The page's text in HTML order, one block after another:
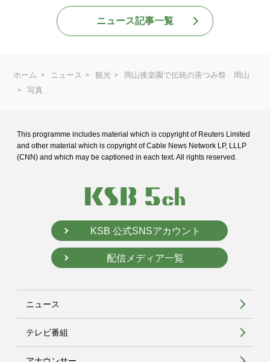
ニュース記事一覧
ホーム ニュース 観光
岡山後楽園で伝統の茶つみ祭 岡山
写真
This programme includes material which is copyright of Reuters Limited
and other material which is copyright of Cable News Network LP, LLLP
(CNN) and which may be captioned in each text. All rights reserved.
KSB 公式SNSアカウント
配信メディア一覧
ニュース
テレビ番組